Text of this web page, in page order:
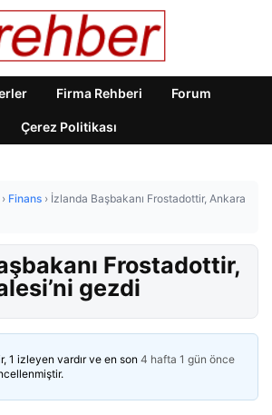
Firma Rehberi Forum
Çerez Politikası
› Finans › İzlanda Başbakanı Frostadottir, Ankara
Frostadottir,
gezdi
1 izleyen vardır ve en son 4 hafta 1 gün önce